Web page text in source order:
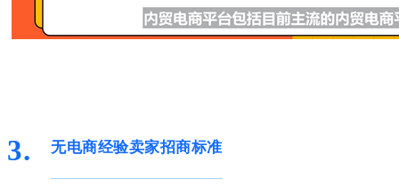
3. 无电商经验卖家招商标准